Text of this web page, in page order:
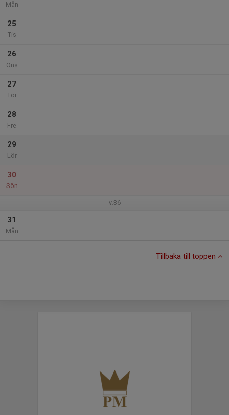
Mån
25
Tis
26
Ons
27
Tor
28
Fre
29
Lör
30
Sön
v.36
31
Mån
Tillbaka till toppen